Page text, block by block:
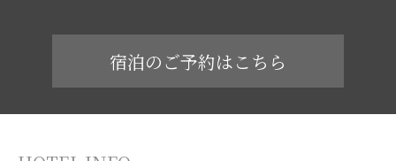
宿泊のご予約はこちら